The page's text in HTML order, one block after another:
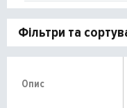
Фільтри та
Опис